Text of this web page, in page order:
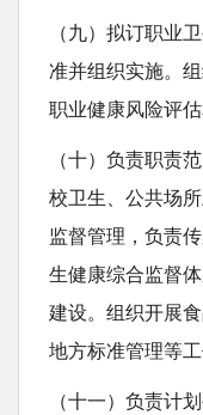
（九）拟订职业
准并组织实施。
职业健康风险评
（十）负责职责
校卫生、公共场
监督管理，负责
生健康综合监督
建设。组织开展
地方标准管理等工
（十一）负责计